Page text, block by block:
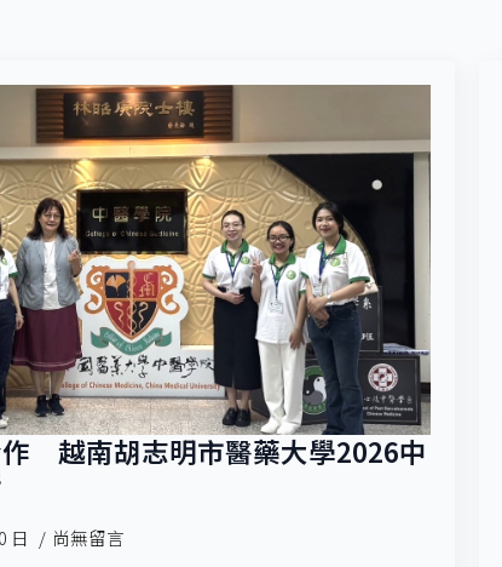
越南胡志明市醫藥大學2026中
日 尚無留言